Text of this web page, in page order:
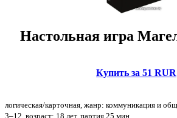
Настольная игра
Купить за 51 RUR
логическая/карточная, жанр: коммуникация и
3–12, возраст: 18 лет, партия 25 мин